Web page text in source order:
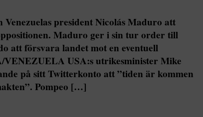
president Nicolás Maduro att
Maduro ger i sin tur order till
att försvara landet mot en eventuell
VENEZUELA USA:s utrikesminister Mike
på sitt Twitterkonto att ”tiden är kommen
Pompeo […]